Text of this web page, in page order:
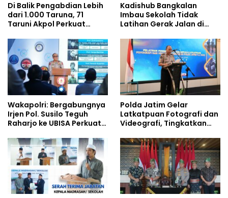
Di Balik Pengabdian Lebih
dari 1.000 Taruna, 71
Taruni Akpol Perkuat
Siswa Sekolah Rakyat
Kadishub Bangkalan
Imbau Sekolah Tidak
Latihan Gerak Jalan di
Wakapolri: Bergabungnya
Irjen Pol. Susilo Teguh
Raharjo ke UBISA Perkuat
Studi Kepolisian
Polda Jatim Gelar
Latkatpuan Fotografi dan
Videografi, Tingkatkan
Era Digital